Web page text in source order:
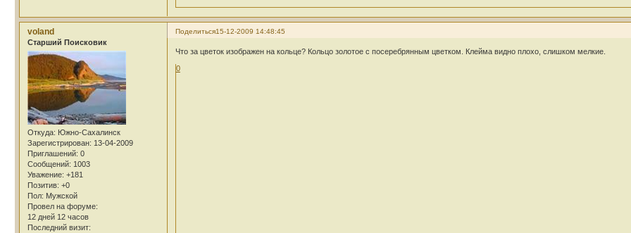
Поделиться15-12-2009 14:48:45
voland
Cтарший Поисковик
Откуда: Южно-Сахалинск
Зарегистрирован: 13-04-2009
Приглашений: 0
Сообщений: 1003
Уважение: +181
Позитив: +0
Пол: Мужской
Провел на форуме:
12 дней 12 часов
Последний визит:
Что за цветок изображен на кольце? Кольцо золотое с посеребрянным цветком. Клейма видно плохо, слишком мелкие.
0